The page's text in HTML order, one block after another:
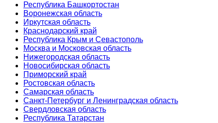
Республика Башкортостан
Воронежская область
Иркутская область
Краснодарский край
Республика Крым и Севастополь
Москва и Московская область
Нижегородская область
Новосибирская область
Приморский край
Ростовская область
Самарская область
Санкт-Петербург и Ленинградская область
Свердловская область
Республика Татарстан